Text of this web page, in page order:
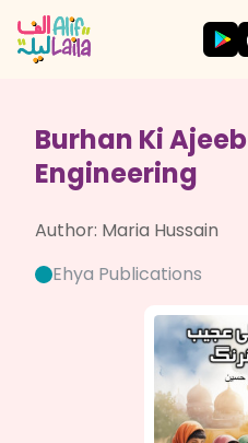
Burhan Ki Ajeeb
Engineering
Author: Maria Hussain
Ehya Publications